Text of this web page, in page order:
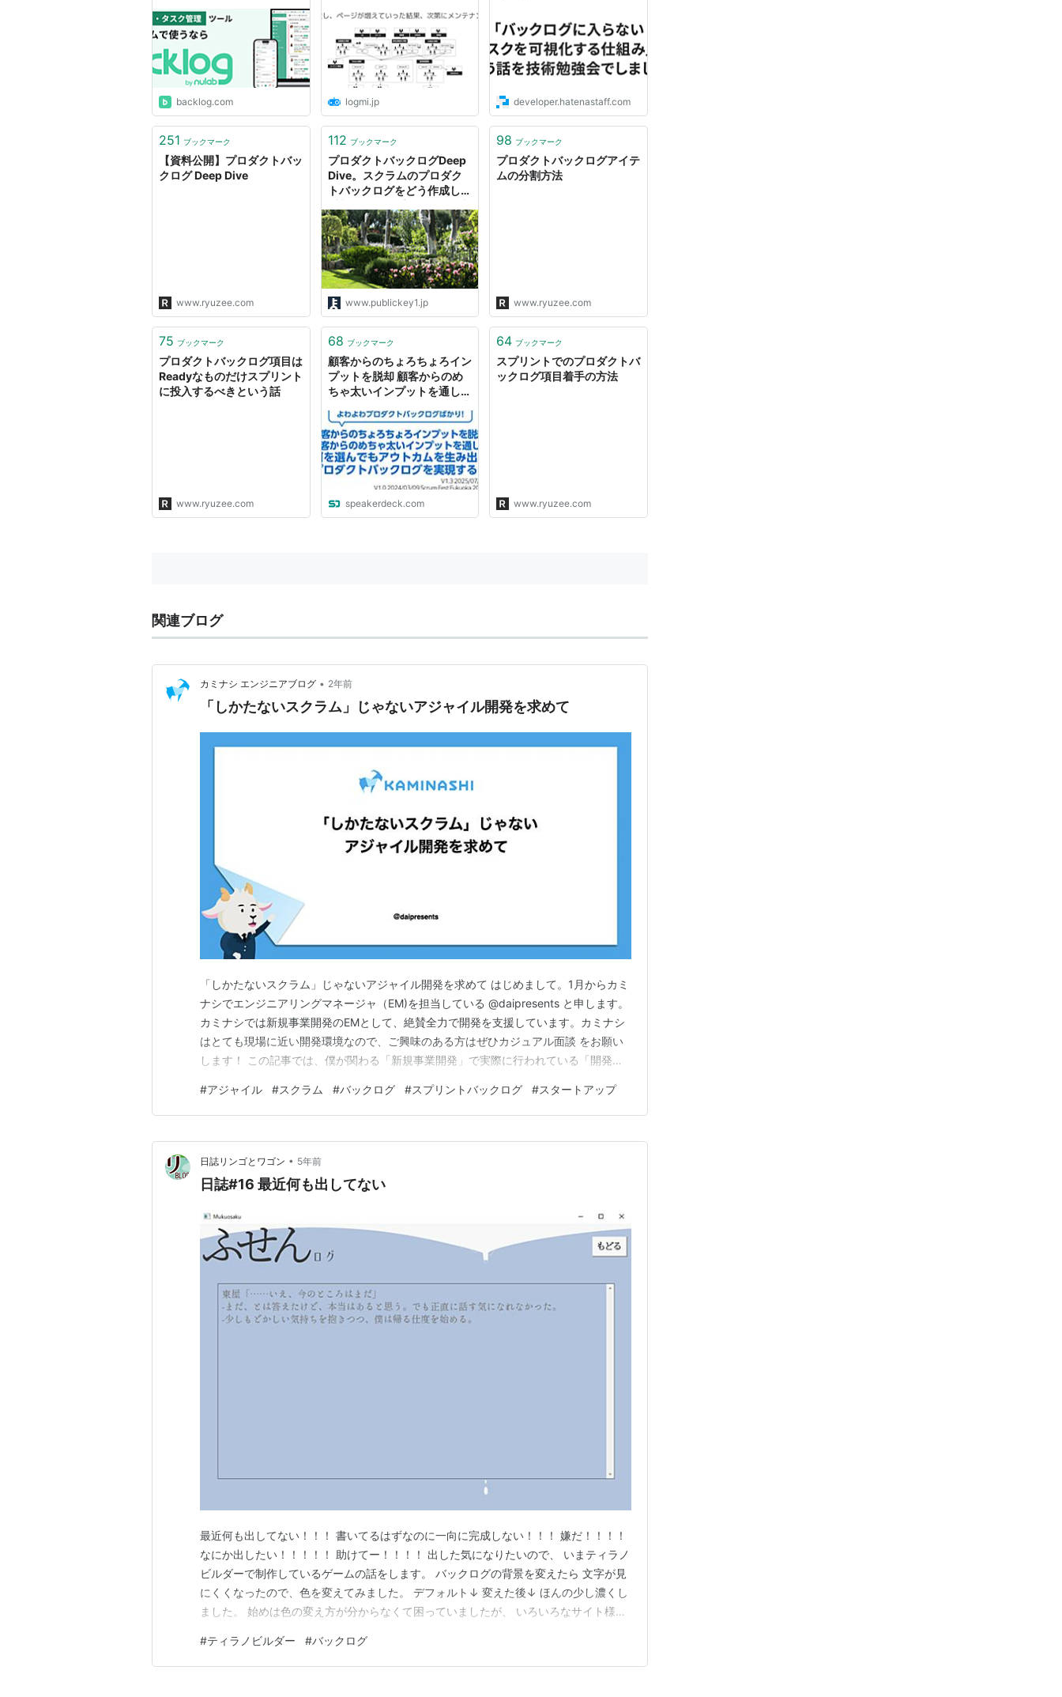
backlog.com
失敗から学ぶツール運用のコ
ツ | ログミーBusiness
logmi.jp developer.hatenastaff.com
251 ブックマーク
【資料公開】プロダクトバッ
クログ Deep Dive
www.ryuzee.com
112 ブックマーク
プロダクトバックログDeep
Dive。スクラムのプロダク
トバックログをどう作成し、
するべきか（前編）。
Regional Scrum Gathering
Tokyo 2022
www.publickey1.jp
98 ブックマーク
プロダクトバックログアイテ
ムの分割方法
www.ryuzee.com
75 ブックマーク
プロダクトバックログ項目は
Readyなものだけスプリント
に投入するべきという話
www.ryuzee.com
68 ブックマーク
顧客からのちょろちょろイン
プットを脱却 顧客からのめ
ちゃ太いインプットを通して
み出すプロダクトバックログ
を実現する/Break free from
narrow customer input
2024
speakerdeck.com
64 ブックマーク
スプリントでのプロダクトバ
ックログ項目着手の方法
www.ryuzee.com
関連ブログ
カミナシ エンジニアブログ • 2年前
「しかたないスクラム」じゃないアジャイル開発を求めて
「しかたないスクラム」じゃないアジャイル開発を求めて はじめまして。1月からカミ
ナシでエンジニアリングマネージャ（EM)を担当している @daipresents と申します。
カミナシでは新規事業開発のEMとして、絶賛全力で開発を支援しています。カミナシ
はとても現場に近い開発環境なので、ご興味のある方はぜひカジュアル面談 をお願い
します！ この記事では、僕が関わる「新規事業開発」で実際に行われている「開発プ
うに、チームは「スクラムじゃないアジャイル開発を求めて」きたように感じていま
す。 チームの立ち上げ期 僕は10ヶ…
#アジャイル #スクラム #バックログ #スプリントバックログ #スタートアップ
日誌リンゴとワゴン • 5年前
日誌#16 最近何も出してない
最近何も出してない！！！ 書いてるはずなのに一向に完成しない！！！ 嫌だ！！！！
なにか出したい！！！！！ 助けてー！！！！ 出した気になりたいので、 いまティラノ
ビルダーで制作しているゲームの話をします。 バックログの背景を変えたら 文字が見
にくくなったので、色を変えてみました。 デフォルト↓ 変えた後↓ ほんの少し濃くし
ました。 始めは色の変え方が分からなくて困っていましたが、 いろいろなサイト様を
「;color:#808080」を付け足すと色が変わります。 やったー！！！ 以前の私なら数…
#ティラノビルダー #バックログ